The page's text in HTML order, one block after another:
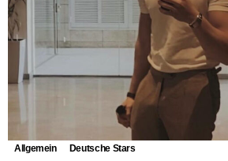
Allgemein Deutsche Stars